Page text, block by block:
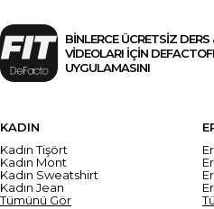
BİNLERCE ÜCRETSİZ DERS
VİDEOLARI İÇİN
UYGULAMASINI
KADIN
Kadın Tişört
Kadın Mont
Kadın Sweatshirt
Kadın Jean
Tümünü Gör